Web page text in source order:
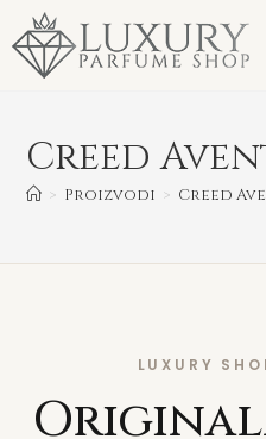
Creed
> Proizvodi > Creed
LUXURY